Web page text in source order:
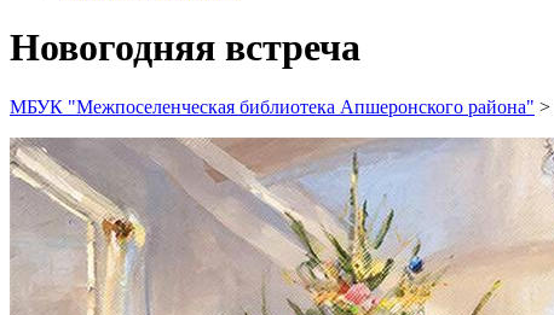
Новогодняя встреча
МБУК "Межпоселенческая библиотека Апшеронского района" >